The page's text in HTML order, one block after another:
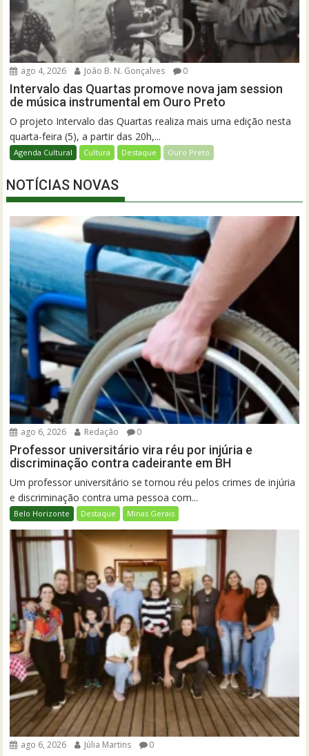
ago 4, 2026 João B. N. Gonçalves 0
Intervalo das Quartas promove nova jam session
de música instrumental em Ouro Preto
O projeto Intervalo das Quartas realiza mais uma edição nesta
quarta-feira (5), a partir das 20h,...
Agenda Cultural Cultura Destaque Ouro Preto
NOTÍCIAS NOVAS
ago 6, 2026 Redação 0
Professor universitário vira réu por injúria e
discriminação contra cadeirante em BH
Um professor universitário se tornou réu pelos crimes de injúria
e discriminação contra uma pessoa com...
Belo Horizonte Destaque Minas Gerais
ago 6, 2026 Júlia Martins 0